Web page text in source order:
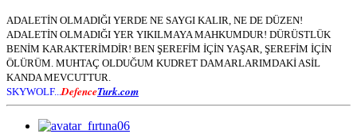
ADALETİN OLMADIĞI YERDE NE SAYGI KALIR, NE DE DÜZEN!
ADALETİN OLMADIĞI YER YIKILMAYA MAHKUMDUR! DÜRÜSTLÜK
BENİM KARAKTERİMDİR! BEN ŞEREFİM İÇİN YAŞAR, ŞEREFİM İÇİN
ÖLÜRÜM. MUHTAÇ OLDUĞUM KUDRET DAMARLARIMDAKİ ASİL
KANDA MEVCUTTUR.
SKYWOLF... DefenceTurk.com